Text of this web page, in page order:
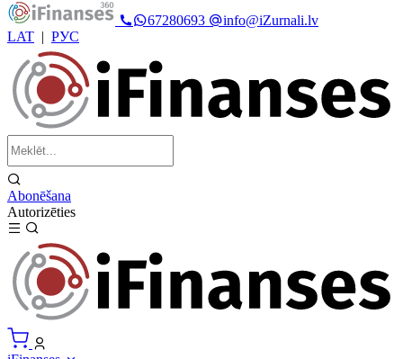
67280693
info@iZurnali.lv
LAT | РУС
Abonēšana
Autorizēties